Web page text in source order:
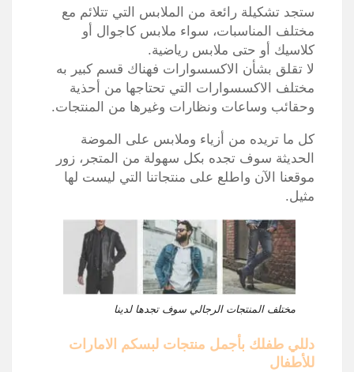
ستجد تشكيلة رائعة من الملابس التي تتلائم مع
مختلف المناسبات، سواء ملابس كاجوال أو
كلاسيك أو حتى ملابس رياضية.
لا تقلق بشأن الاكسسوارات فهناك قسم كبير به
مختلف الاكسسوارات التي تحتاجها من أحذية
وحقائب وساعات ونظارات وغيرها من المنتجات.
كل ما تريده من أزياء وملابس على الموضة
الحديثة سوف تجده بكل سهولة من المتجر، زور
موقعنا الآن واطلع على منتجاتنا التي ليست لها
مثيل.
مختلف المنتجات الرجالي سوف تجدها لدينا
دللي طفلك بأجمل منتجات لبسكم الامارات
للأطفال